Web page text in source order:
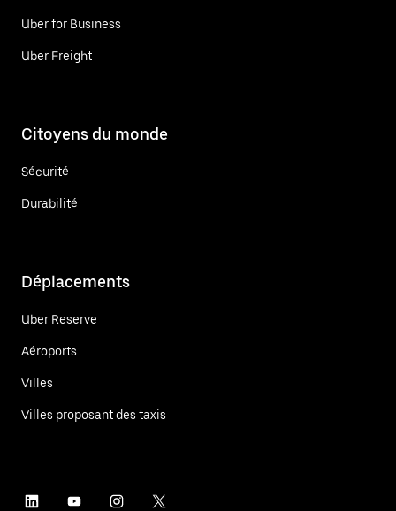
Uber for Business
Uber Freight
Citoyens du monde
Sécurité
Durabilité
Déplacements
Uber Reserve
Aéroports
Villes
Villes proposant des taxis